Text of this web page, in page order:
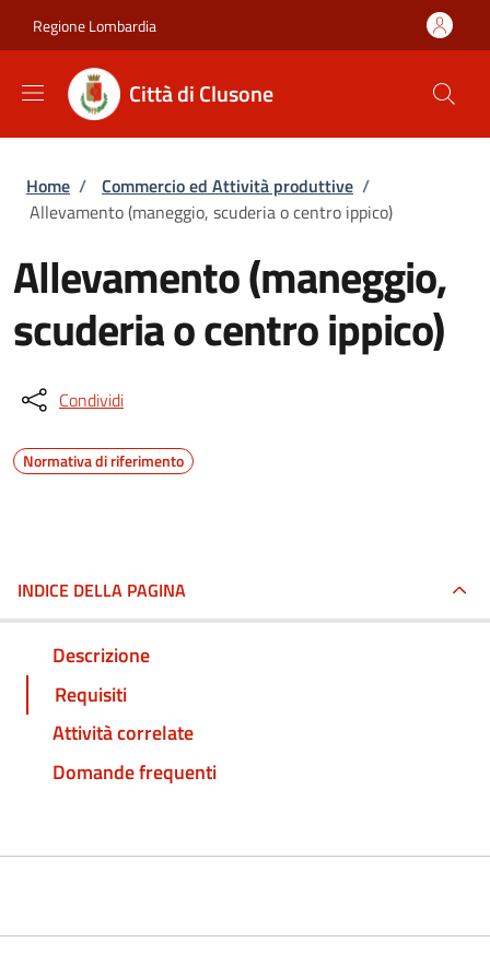
Regione Lombardia
Città di Clusone
Briciole di pane
Home / Commercio ed Attività produttive /
Allevamento (maneggio, scuderia o centro ippico)
Allevamento (maneggio,
scuderia o centro ippico)
Condividi
Normativa di riferimento
INDICE DELLA PAGINA
Descrizione
Requisiti
Attività correlate
Domande frequenti